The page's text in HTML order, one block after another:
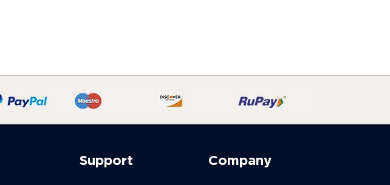
Support Company